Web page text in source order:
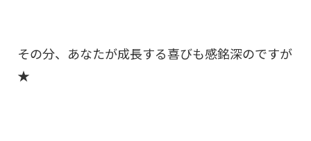
その分、あなたが成長する喜びも感銘深のですが
★